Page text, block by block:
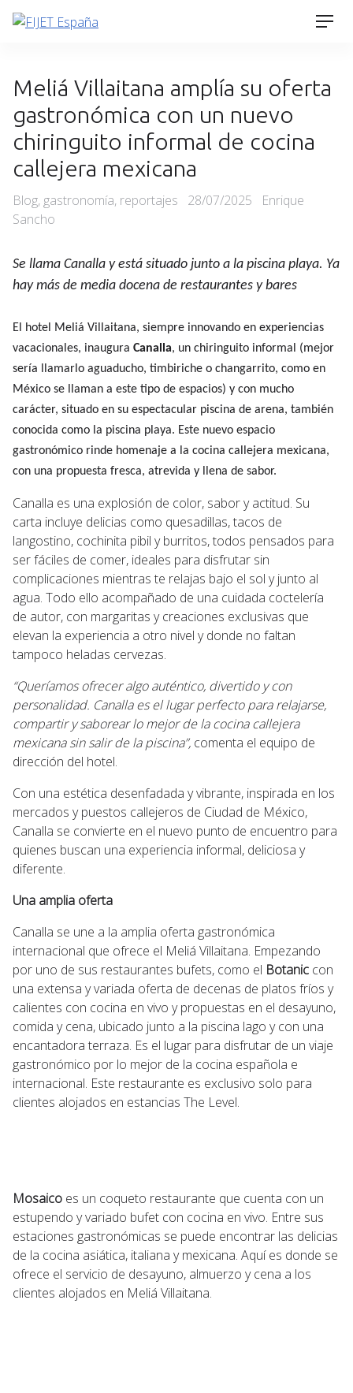
Skip
Meliá Villaitana amplía su oferta
gastronómica con un nuevo
chiringuito informal de cocina
callejera mexicana
Categories
Blog, gastronomía, reportajes
Posted
28/07/2025
Enrique
Sancho
Se llama Canalla y está situado junto a la piscina playa. Ya
hay más de media docena de restaurantes y bares
El hotel Meliá Villaitana, siempre innovando en experiencias
vacacionales, inaugura Canalla, un chiringuito informal (mejor
sería llamarlo aguaducho, timbiriche o changarrito, como en
México se llaman a este tipo de espacios) y con mucho
carácter, situado en su espectacular piscina de arena, también
conocida como la piscina playa. Este nuevo espacio
gastronómico rinde homenaje a la cocina callejera mexicana,
con una propuesta fresca, atrevida y llena de sabor.
Canalla es una explosión de color, sabor y actitud. Su
carta incluye delicias como quesadillas, tacos de
langostino, cochinita pibil y burritos, todos pensados para
ser fáciles de comer, ideales para disfrutar sin
complicaciones mientras te relajas bajo el sol y junto al
agua. Todo ello acompañado de una cuidada coctelería
de autor, con margaritas y creaciones exclusivas que
elevan la experiencia a otro nivel y donde no faltan
tampoco heladas cervezas.
“Queríamos ofrecer algo auténtico, divertido y con
personalidad. Canalla es el lugar perfecto para relajarse,
compartir y saborear lo mejor de la cocina callejera
mexicana sin salir de la piscina”, comenta el equipo de
dirección del hotel.
Con una estética desenfadada y vibrante, inspirada en los
mercados y puestos callejeros de Ciudad de México,
Canalla se convierte en el nuevo punto de encuentro para
quienes buscan una experiencia informal, deliciosa y
diferente.
Una amplia oferta
Canalla se une a la amplia oferta gastronómica
internacional que ofrece el Meliá Villaitana. Empezando
por uno de sus restaurantes bufets, como el Botanic con
una extensa y variada oferta de decenas de platos fríos y
calientes con cocina en vivo y propuestas en el desayuno,
comida y cena, ubicado junto a la piscina lago y con una
encantadora terraza. Es el lugar para disfrutar de un viaje
gastronómico por lo mejor de la cocina española e
internacional. Este restaurante es exclusivo solo para
clientes alojados en estancias The Level.
Mosaico es un coqueto restaurante que cuenta con un
estupendo y variado bufet con cocina en vivo. Entre sus
estaciones gastronómicas se puede encontrar las delicias
de la cocina asiática, italiana y mexicana. Aquí es donde se
ofrece el servicio de desayuno, almuerzo y cena a los
clientes alojados en Meliá Villaitana.